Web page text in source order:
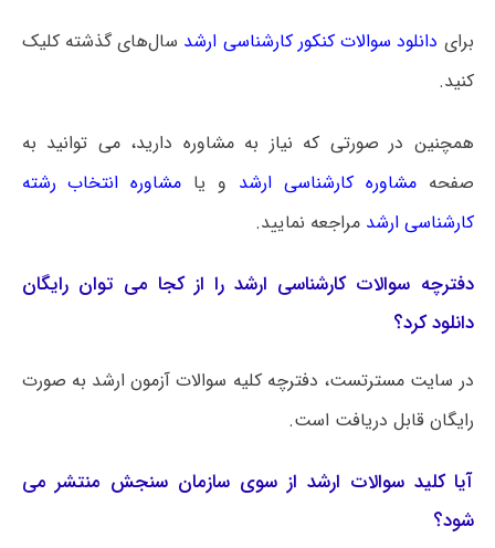
برای دانلود سوالات کنکور کارشناسی ارشد سال‌های گذشته کلیک
کنید.
همچنین در صورتی که نیاز به مشاوره دارید، می توانید به
صفحهمشاوره کارشناسی ارشد و یا مشاوره انتخاب رشته
کارشناسی ارشد مراجعه نمایید.
دفترچه سوالات کارشناسی ارشد را از کجا می توان رایگان
دانلود کرد؟
در سایت مسترتست، دفترچه کلیه سوالات آزمون ارشد به صورت
رایگان قابل دریافت است.
آیا کلید سوالات ارشد از سوی سازمان سنجش منتشر می
شود؟